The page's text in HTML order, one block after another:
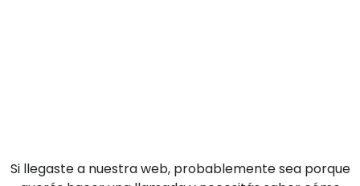
Si llegaste a nuestra web, probablemente sea porque